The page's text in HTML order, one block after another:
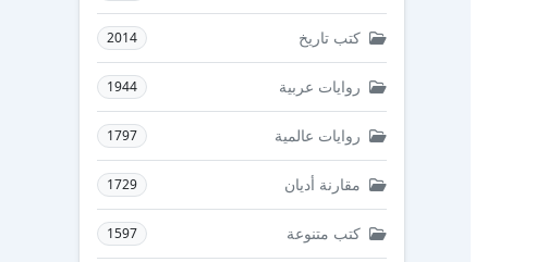
كتب تاريخ 2014
روايات عربية 1944
روايات عالمية 1797
مقارنة أديان 1729
كتب متنوعة 1597